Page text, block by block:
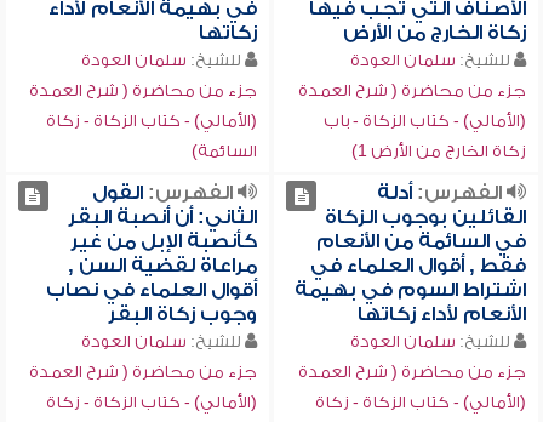
الأصناف التي تجب فيها
زكاة الخارج من الأرض
للشيخ: سلمان العودة
جزء من محاضرة ( شرح العمدة
(الأمالي) - كتاب الزكاة - باب
زكاة الخارج من الأرض 1)
في بهيمة الأنعام لأداء
زكاتها
للشيخ: سلمان العودة
جزء من محاضرة ( شرح العمدة
(الأمالي) - كتاب الزكاة - زكاة
السائمة)
الفهرس:أدلة
القائلين بوجوب الزكاة
في السائمة من الأنعام
فقط , أقوال العلماء في
اشتراط السوم في بهيمة
الأنعام لأداء زكاتها
للشيخ: سلمان العودة
جزء من محاضرة ( شرح العمدة
(الأمالي) - كتاب الزكاة - زكاة
الفهرس:القول
الثاني: أن أنصبة البقر
كأنصبة الإبل من غير
مراعاة لقضية السن ,
أقوال العلماء في نصاب
وجوب زكاة البقر
للشيخ: سلمان العودة
جزء من محاضرة ( شرح العمدة
(الأمالي) - كتاب الزكاة - زكاة